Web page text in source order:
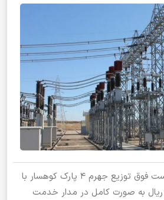
در آستانه عید غدیر؛ پست فوق توزیع جهرم ۴ پارک کوهسار با
ریال به صورت کامل در مدار خدمت